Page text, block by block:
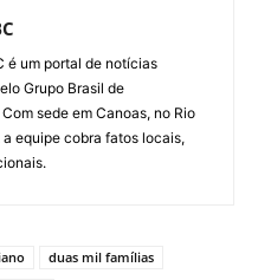
é um portal de notícias
Grupo Brasil de
sede em Canoas, no Rio
a equipe cobra fatos locais,
duas mil famílias